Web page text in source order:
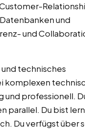
und
und
technisches
komplexen
und professionell.
parallel. Du bist
Du verfügst über